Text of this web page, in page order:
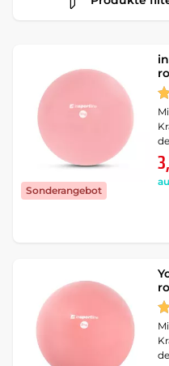
Sonderangebot